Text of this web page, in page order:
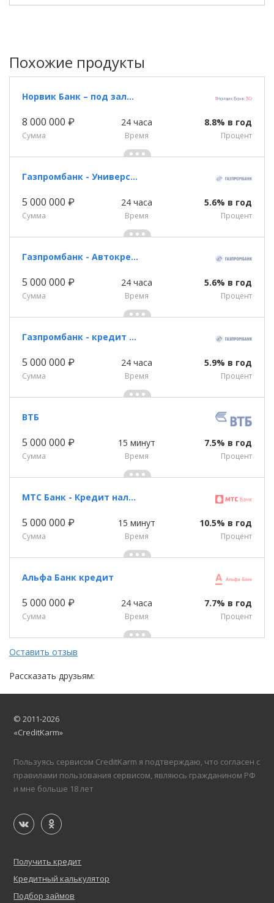
Похожие продукты
Норвик Банк – под залог недвижимости
8 000 000 ₽
Сумма
24 часа
Время
8.8% в год
Процент
Газпромбанк - Универсальный кредит
5 000 000 ₽
Сумма
24 часа
Время
5.6% в год
Процент
Газпромбанк - Автокредит
5 000 000 ₽
Сумма
24 часа
Время
5.6% в год
Процент
Газпромбанк - кредит наличными
5 000 000 ₽
Сумма
24 часа
Время
5.9% в год
Процент
ВТБ
5 000 000 ₽
Сумма
15 минут
Время
7.5% в год
Процент
МТС Банк - Кредит наличными
5 000 000 ₽
Сумма
15 минут
Время
10.5% в год
Процент
Альфа Банк кредит
5 000 000 ₽
Сумма
24 часа
Время
7.7% в год
Процент
Оставить отзыв
Рассказать друзьям:
© 2011-2026
«CreditKarm»
Пользуясь сервисом CreditKarm я подтверждаю, что согласен с
правилами пользования сервисом, являюсь гражданином РФ
и мне больше 18 лет
Получить кредит
Кредитный калькулятор
Подбор займов